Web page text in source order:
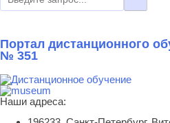
Портал дистанционного
№ 351
Наши адреса: